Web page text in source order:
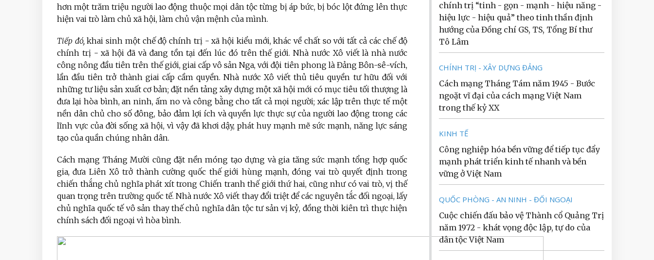
hơn một trăm triệu người lao động thuộc mọi dân tộc từng bị áp bức, bị bóc lột đứng lên thực
hiện vai trò làm chủ xã hội, làm chủ vận mệnh của mình.
Tiếp đó,khai sinh một chế độ chính trị - xã hội kiểu mới, khác về chất so với tất cả các chế độ
chính trị - xã hội đã và đang tồn tại đến lúc đó trên thế giới. Nhà nước Xô viết là nhà nước
công nông đầu tiên trên thế giới, giai cấp vô sản Nga, với đội tiên phong là Đảng Bôn-sê-vích,
lần đầu tiên trở thành giai cấp cầm quyền. Nhà nước Xô viết thủ tiêu quyền tư hữu đối với
những tư liệu sản xuất cơ bản; đặt nền tảng xây dựng một xã hội mới có mục tiêu tối thượng là
đưa lại hòa bình, an ninh, ấm no và công bằng cho tất cả mọi người; xác lập trên thực tế một
nền dân chủ cho số đông, bảo đảm lợi ích và quyền lực thực sự của người lao động trong các
lĩnh vực của đời sống xã hội, vì vậy đã khơi dậy, phát huy mạnh mẽ sức mạnh, năng lực sáng
tạo của quần chúng nhân dân.
Cách mạng Tháng Mười cũng đặt nền móng tạo dựng và gia tăng sức mạnh tổng hợp quốc
gia, đưa Liên Xô trở thành cường quốc thế giới hùng mạnh, đóng vai trò quyết định trong
chiến thắng chủ nghĩa phát xít trong Chiến tranh thế giới thứ hai, cũng như có vai trò, vị thế
quan trọng trên trường quốc tế. Nhà nước Xô viết thay đổi triệt để các nguyên tắc đối ngoại, lấy
chủ nghĩa quốc tế vô sản thay thế chủ nghĩa dân tộc tư sản vị kỷ, đồng thời kiên trì thực hiện
chính sách đối ngoại vì hòa bình.
chính trị “tinh - gọn - mạnh - hiệu năng -
hiệu lực - hiệu quả” theo tinh thần định
hướng của Đồng chí GS, TS, Tổng Bí thư
Tô Lâm
CHÍNH TRỊ - XÂY DỰNG ĐẢNG
Cách mạng Tháng Tám năm 1945 - Bước
ngoặt vĩ đại của cách mạng Việt Nam
trong thế kỷ XX
KINH TẾ
Công nghiệp hóa bền vững để tiếp tục đẩy
mạnh phát triển kinh tế nhanh và bền
vững ở Việt Nam
QUỐC PHÒNG - AN NINH - ĐỐI NGOẠI
Cuộc chiến đấu bảo vệ Thành cổ Quảng Trị
năm 1972 - khát vọng độc lập, tự do của
dân tộc Việt Nam